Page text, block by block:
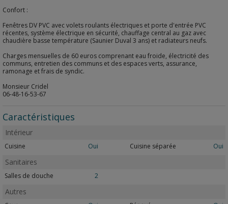
Confort :
Fenêtres DV PVC avec volets roulants électriques et porte d'entrée PVC
récentes, système électrique en sécurité, chauffage central au gaz avec
chaudière basse température (Saunier Duval 3 ans) et radiateurs neufs.
Charges mensuelles de 60 euros comprenant eau froide, électricité des
communs, entretien des communs et des espaces verts, assurance,
ramonage et frais de syndic.
Monsieur Cridel
06-48-16-53-67
Caractéristiques
Intérieur
Cuisine Oui Cuisine séparée Oui
Sanitaires
Salles de douche 2
Autres